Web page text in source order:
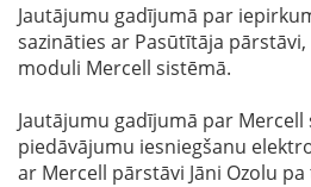
Jautājumu gadījumā par
sazināties ar Pasūtītāja
moduli Mercell sistēmā.
Jautājumu gadījumā par
piedāvājumu iesniegšanu
ar Mercell pārstāvi Jāni Ozolu